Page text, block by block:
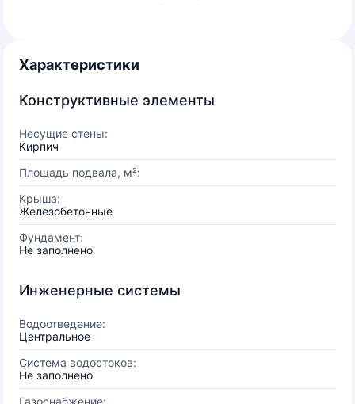
Характеристики
Конструктивные элементы
Несущие стены:
Кирпич
Площадь подвала, м²:
Крыша:
Железобетонные
Фундамент:
Не заполнено
Инженерные системы
Водоотведение:
Центральное
Система водостоков:
Не заполнено
Газоснабжение: